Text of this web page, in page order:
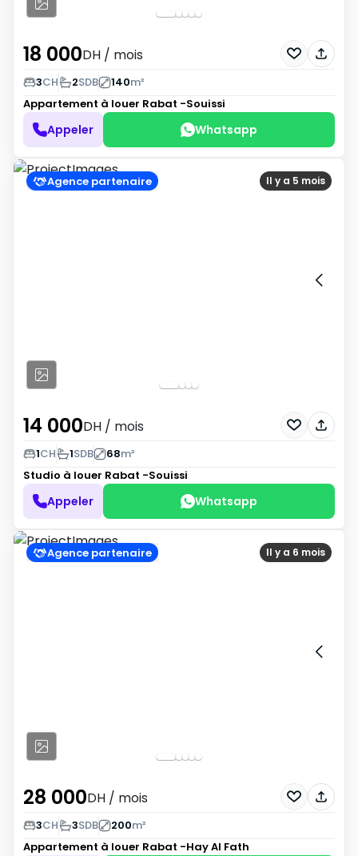
18 000DH / mois
3CH 2SDB 140m²
Appartement à louer Rabat -Souissi
Appeler Whatsapp
Il y a 5 mois
Agence partenaire
14 000DH / mois
1CH 1SDB 68m²
Studio à louer Rabat -Souissi
Appeler Whatsapp
Il y a 6 mois
Agence partenaire
28 000DH / mois
3CH 3SDB 200m²
Appartement à louer Rabat -Hay Al Fath